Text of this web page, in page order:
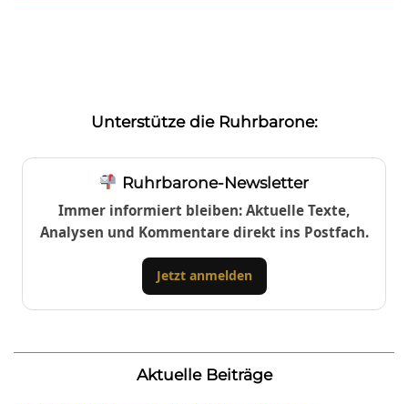
Unterstütze die Ruhrbarone:
Ruhrbarone-Newsletter
Immer informiert bleiben: Aktuelle Texte,
Analysen und Kommentare direkt ins Postfach.
Jetzt anmelden
Aktuelle Beiträge